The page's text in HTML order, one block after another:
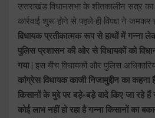
उत्तराखंड विधानसभा के शीतकालीन सत्र
कार्रवाई शुरू होने से पहले ही विपक्ष ने जमकर
विधायक प्रतीकात्मक रूप से हाथों में गन्ना
पुलिस प्रशासन की ओर से विधायकों को
गया | इस बीच विधायकों और पुलिस
कांग्रेस विधायक काजी निजामुद्दीन का
किसानों के मुद्दे पर बड़े-बड़े वादे किए जा रहे
कोई लाभ नहीं हो रहा है गन्ना किसानों का